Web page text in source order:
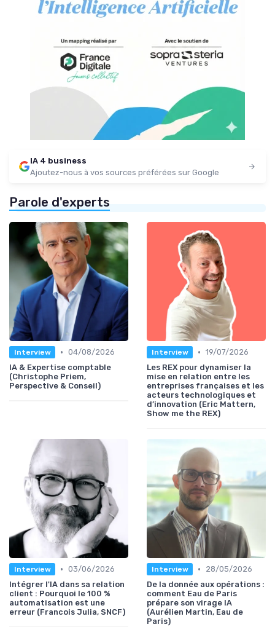
IA 4 business
Ajoutez-nous à vos sources préférées sur Google
Parole d'experts
Interview • 04/08/2026
IA & Expertise comptable
(Christophe Priem,
Perspective & Conseil)
Interview • 19/07/2026
Les REX pour dynamiser la
mise en relation entre les
entreprises françaises et les
acteurs technologiques et
d’innovation (Eric Mattern,
Show me the REX)
Interview • 03/06/2026
Intégrer l'IA dans sa relation
client : Pourquoi le 100 %
automatisation est une
erreur (Francois Julia, SNCF)
Interview •
28/05/2026
De la donnée aux opérations :
comment Eau de Paris
prépare son virage IA
(Aurélien Martin, Eau de
Paris)